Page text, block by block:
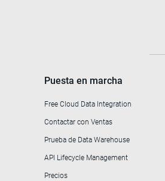
Puesta en marcha
Free Cloud Data Integration
Contactar con Ventas
Prueba de Data Warehouse
API Lifecycle Management
Precios